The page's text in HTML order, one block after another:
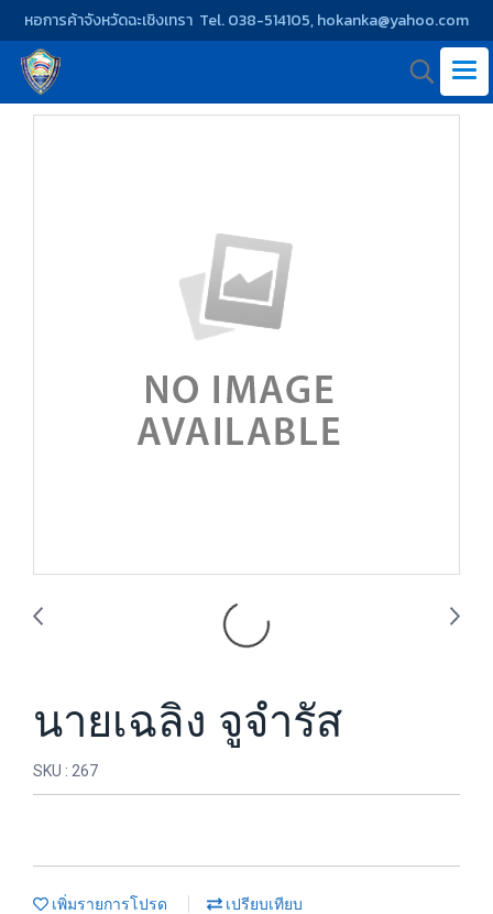
หอการค้าจังหวัดฉะเชิงเทรา Tel. 038-514105, hokanka@yahoo.com
นายเฉลิง จูจำรัส
SKU : 267
เพิ่มรายการโปรด เปรียบเทียบ